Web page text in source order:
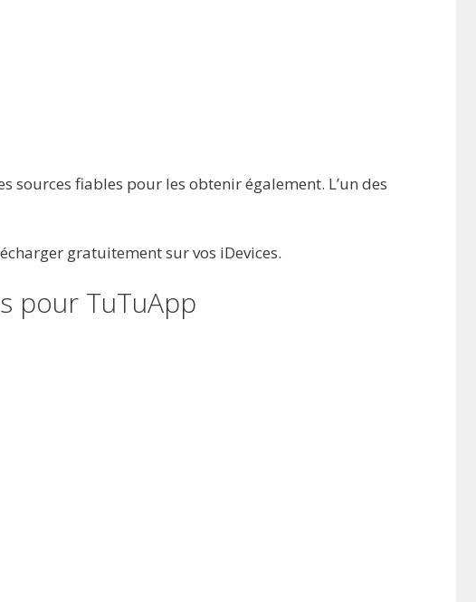
sources fiables pour les obtenir également. L’un des
gratuitement sur vos iDevices.
pour TuTuApp